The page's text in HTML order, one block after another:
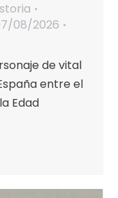
08/2026
de vital
entre el
Edad